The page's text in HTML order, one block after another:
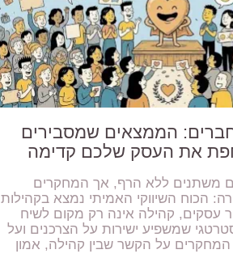
הממצאים שמסבירים
את העסק שלכם קדימה
משתנים ללא הרף, אך המחקרים
הכוח השיווקי האמיתי נמצא בקהילות
עסקים, קהילה אינה רק מקום לשיח
שמשפיע ישירות על הצרכנים ועל
על הקשר שבין קהילה, אמון